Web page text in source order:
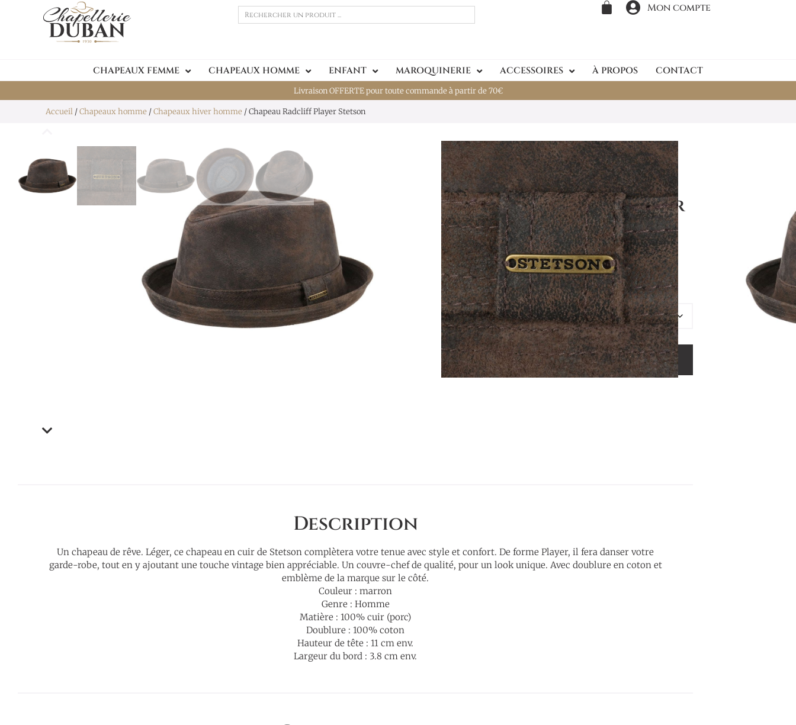
Mon compte
CHAPEAUX FEMME CHAPEAUX HOMME ENFANT MAROQUINERIE ACCESSOIRES À PROPOS CONTACT
Livraison OFFERTE pour toute commande à partir de 70€
Accueil /Chapeaux homme /Chapeaux hiver homme / Chapeau Radcliff Player Stetson
Chapeau Radcliff Player
Stetson
179,00€
Livraison Guide des tailles Entretien
AJOUTER AU PANIER
Description
Un chapeau de rêve. Léger, ce chapeau en cuir de Stetson complètera votre tenue avec style et confort. De forme Player, il fera danser votre
garde-robe, tout en y ajoutant une touche vintage bien appréciable. Un couvre-chef de qualité, pour un look unique. Avec doublure en coton et
emblème de la marque sur le côté.
Couleur : marron
Genre : Homme
Matière : 100% cuir (porc)
Doublure : 100% coton
Hauteur de tête : 11 cm env.
Largeur du bord : 3.8 cm env.